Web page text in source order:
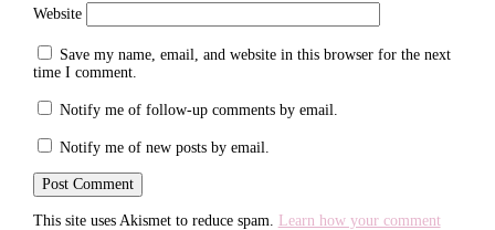
Website
Save my name, email, and website in this browser for the next
time I comment.
Notify me of follow-up comments by email.
Notify me of new posts by email.
This site uses Akismet to reduce spam. Learn how your comment